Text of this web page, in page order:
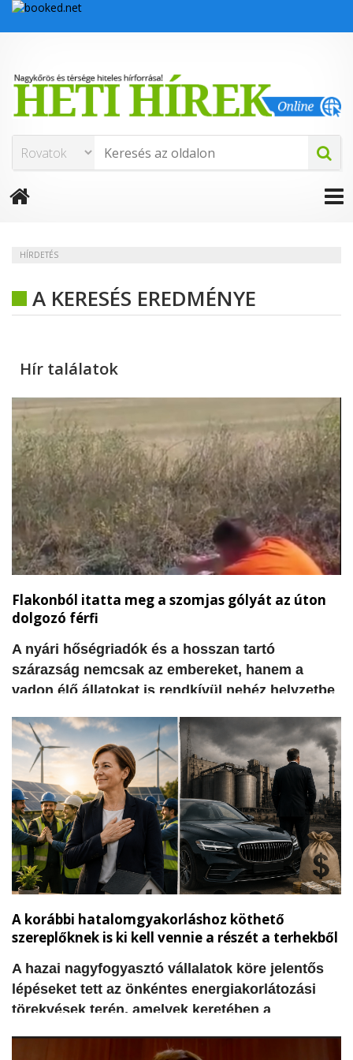
HÍRDETÉS
A KERESÉS EREDMÉNYE
Hír találatok
Flakonból itatta meg a szomjas gólyát az úton
dolgozó férfi
A nyári hőségriadók és a hosszan tartó
szárazság nemcsak az embereket, hanem a
vadon élő állatokat is rendkívül nehéz helyzetbe
kispatakok és csatornák kiszáradásával a
madarak és más élőlények gyakran órákig vagy
napokig sem találnak elegendő ivóvizet. Ebben a
tikkasztó hőségben váltott ki óriási szimpátiát az
a felvétel, amelyen egy narancssárga
munkaruhás útfenntartó férfi mutatott példát
együttérzésből és segítőkészségből.
A korábbi hatalomgyakorláshoz köthető
szereplőknek is ki kell vennie a részét a terhekből
​A hazai nagyfogyasztó vállalatok köre jelentős
lépéseket tett az önkéntes energiakorlátozási
törekvések terén, amelyek keretében a
630 megawattos teljesítménycsökkentést